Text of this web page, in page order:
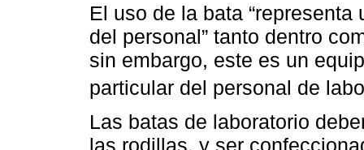
El uso de la bata
del personal” tanto dentro
sin embargo, este es un
particular del personal de
Las batas de laboratorio
las rodillas, y ser